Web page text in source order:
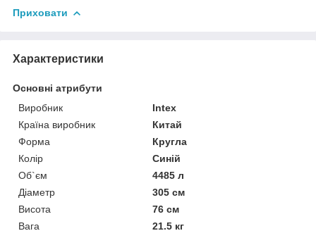
Приховати
Характеристики
Основні атрибути
Виробник
Intex
Країна виробник
Китай
Форма
Кругла
Колір
Синій
Об`єм
4485 л
Діаметр
305 см
Висота
76 см
Вага
21.5 кг